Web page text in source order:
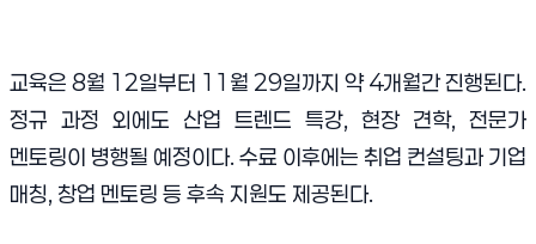
교육은 8월 12일부터 11월 29일까지 약 4개월간 진행된다.
정규 과정 외에도 산업 트렌드 특강, 현장 견학, 전문가
멘토링이 병행될 예정이다. 수료 이후에는 취업 컨설팅과 기업
매칭, 창업 멘토링 등 후속 지원도 제공된다.